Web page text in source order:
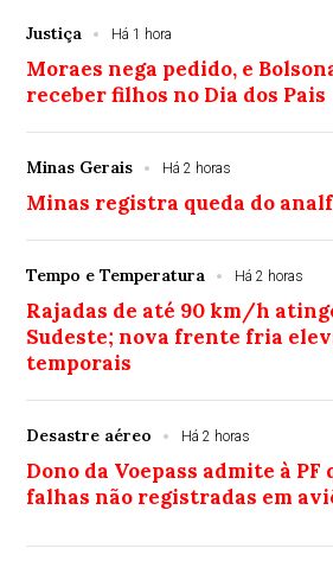
Justiça Há 1 hora
Moraes nega pedido, e
receber filhos no Dia dos Pais
Minas Gerais Há 2 horas
Minas registra queda do
Tempo e Temperatura Há 2 horas
Rajadas de até 90 km/h
Sudeste; nova frente fria
temporais
Desastre aéreo Há 2 horas
Dono da Voepass admite à PF
falhas não registradas em